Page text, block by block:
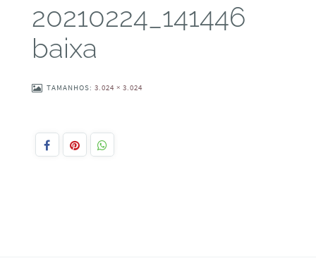
20210224_141446
baixa
TAMANHOS: 3.024 × 3.024